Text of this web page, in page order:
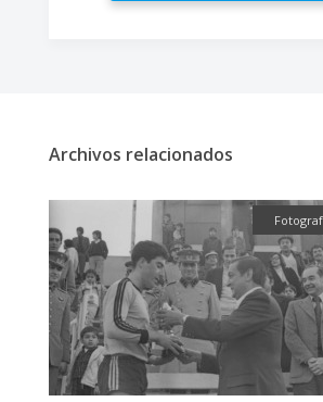
Archivos relacionados
Fotografía